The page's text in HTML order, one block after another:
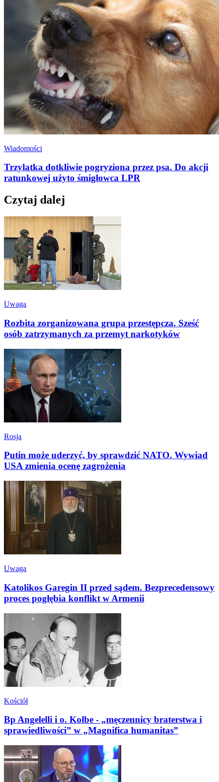
Wiadomości
Trzylatka dotkliwie pogryziona przez psa. Do akcji
ratunkowej użyto śmigłowca LPR
Czytaj dalej
Uwaga
Rozbita zorganizowana grupa przestępcza. Sześć
osób zatrzymanych za przemyt narkotyków
Rosja
Putin może uderzyć, by sprawdzić NATO. Wywiad
USA zmienia ocenę zagrożenia
Uwaga
Katolikos Garegin II przed sądem. Bezprecedensowy
proces pogłębia konflikt w Armenii
Kościół
Bp Angelelli i o. Kolbe - „męczennicy braterstwa i
sprawiedliwości” w „Magnifica humanitas”